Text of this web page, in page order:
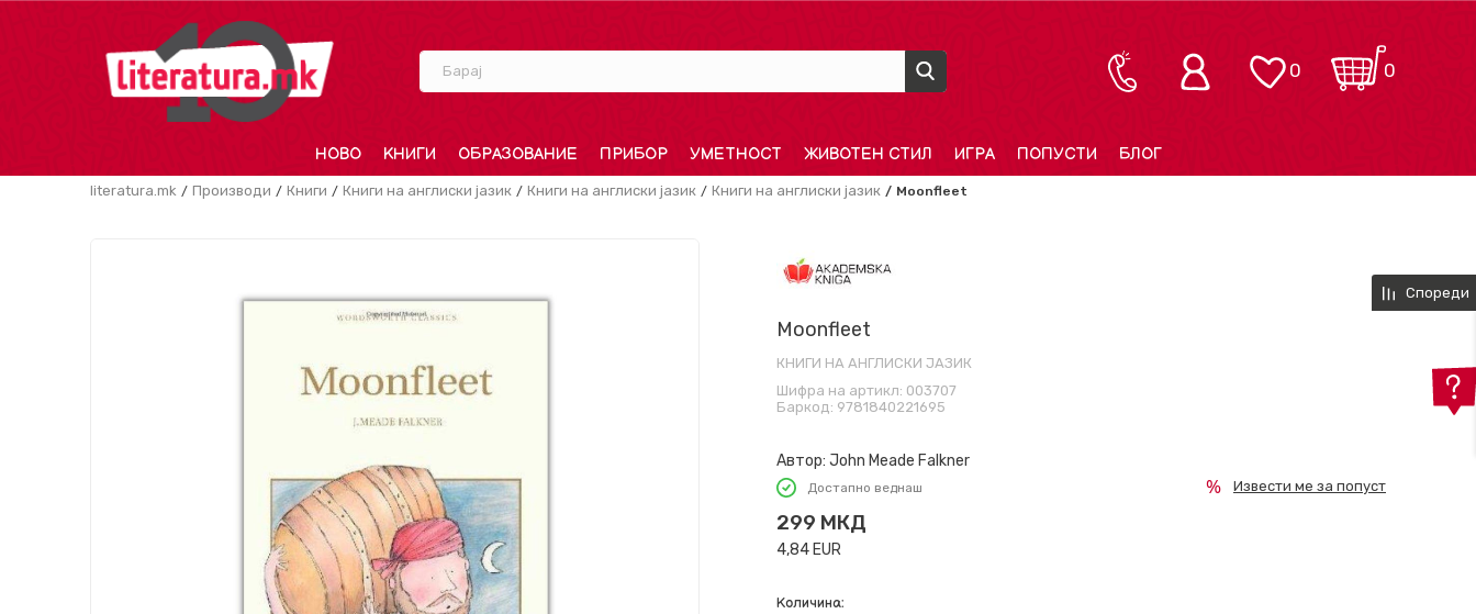
Барај 0
0
НОВО КНИГИ ОБРАЗОВАНИЕ ПРИБОР УМЕТНОСТ ЖИВОТЕН СТИЛ ИГРА ПОПУСТИ БЛОГ
literatura.mk Производи Книги Книги на англиски јазик Книги на англиски јазик Книги на англиски јазик Moonfleet
Moonfleet
КНИГИ НА АНГЛИСКИ ЈАЗИК
Шифра на артикл: 003707
Баркод: 9781840221695
Автор: John Meade Falkner
Достапно веднаш
299 МКД
4,84EUR
Извести ме за попуст
Количина:
Спореди